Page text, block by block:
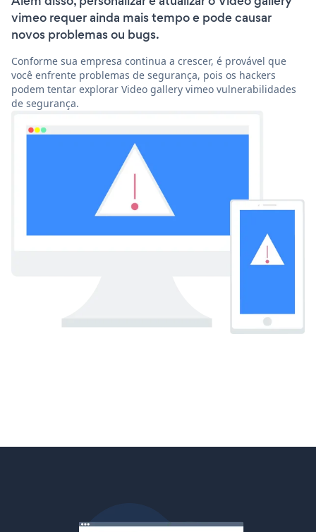
vimeo requer ainda mais tempo e pode causar
novos problemas ou bugs.
Conforme sua empresa continua a crescer, é provável que
você enfrente problemas de segurança, pois os hackers
podem tentar explorar Video gallery vimeo vulnerabilidades
de segurança.